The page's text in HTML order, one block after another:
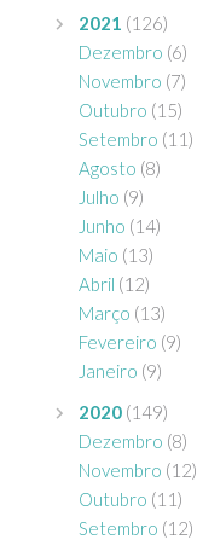
2021 (126)
Dezembro (6)
Novembro (7)
Outubro (15)
Setembro (11)
Agosto (8)
Julho (9)
Junho (14)
Maio (13)
Abril (12)
Março (13)
Fevereiro (9)
Janeiro (9)
2020 (149)
Dezembro (8)
Novembro (12)
Outubro (11)
Setembro (12)